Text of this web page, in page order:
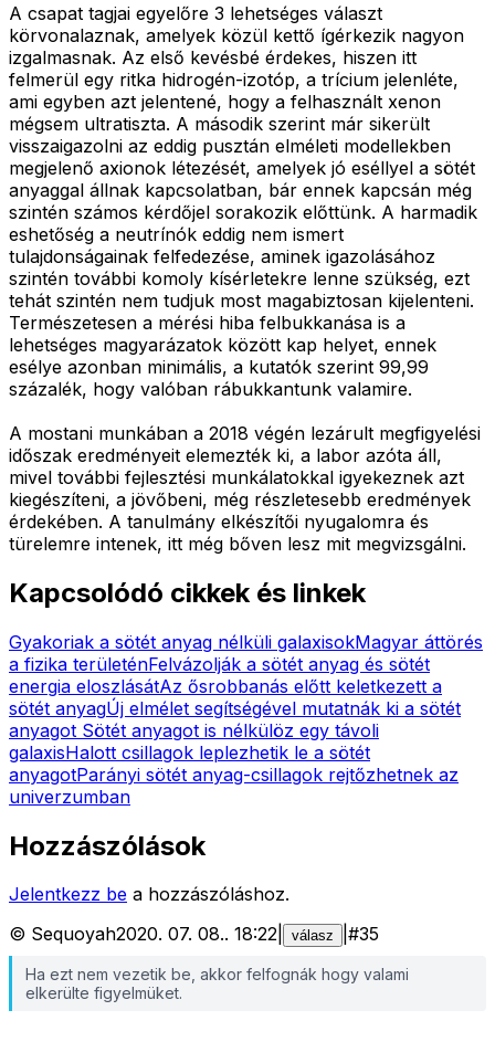
A csapat tagjai egyelőre 3 lehetséges választ
körvonalaznak, amelyek közül kettő ígérkezik nagyon
izgalmasnak. Az első kevésbé érdekes, hiszen itt
felmerül egy ritka hidrogén-izotóp, a trícium jelenléte,
ami egyben azt jelentené, hogy a felhasznált xenon
mégsem ultratiszta. A második szerint már sikerült
visszaigazolni az eddig pusztán elméleti modellekben
megjelenő axionok létezését, amelyek jó eséllyel a sötét
anyaggal állnak kapcsolatban, bár ennek kapcsán még
szintén számos kérdőjel sorakozik előttünk. A harmadik
eshetőség a neutrínók eddig nem ismert
tulajdonságainak felfedezése, aminek igazolásához
szintén további komoly kísérletekre lenne szükség, ezt
tehát szintén nem tudjuk most magabiztosan kijelenteni.
Természetesen a mérési hiba felbukkanása is a
lehetséges magyarázatok között kap helyet, ennek
esélye azonban minimális, a kutatók szerint 99,99
százalék, hogy valóban rábukkantunk valamire.
A mostani munkában a 2018 végén lezárult megfigyelési
időszak eredményeit elemezték ki, a labor azóta áll,
mivel további fejlesztési munkálatokkal igyekeznek azt
kiegészíteni, a jövőbeni, még részletesebb eredmények
érdekében. A tanulmány elkészítői nyugalomra és
türelemre intenek, itt még bőven lesz mit megvizsgálni.
Kapcsolódó cikkek és linkek
Gyakoriak a sötét anyag nélküli galaxisokMagyar áttörés
a fizika területénFelvázolják a sötét anyag és sötét
energia eloszlásátAz ősrobbanás előtt keletkezett a
sötét anyagÚj elmélet segítségével mutatnák ki a sötét
anyagot Sötét anyagot is nélkülöz egy távoli
galaxisHalott csillagok leplezhetik le a sötét
anyagotParányi sötét anyag-csillagok rejtőzhetnek az
univerzumban
Hozzászólások
Jelentkezz be a hozzászóláshoz.
© Sequoyah2020. 07. 08.. 18:22 válasz #35
Ha ezt nem vezetik be, akkor felfognák hogy valami
elkerülte figyelmüket.